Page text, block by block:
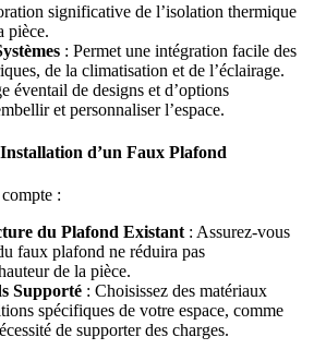
significative de l’isolation thermique
pièce.
: Permet une intégration facile des
de la climatisation et de l’éclairage.
éventail de designs et d’options
et personnaliser l’espace.
d’un Faux Plafond
:
du Plafond Existant: Assurez-vous
faux plafond ne réduira pas
de la pièce.
Supporté : Choisissez des matériaux
spécifiques de votre espace, comme
de supporter des charges.